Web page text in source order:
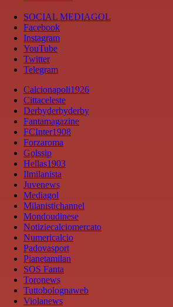
SOCIAL MEDIAGOL
Facebook
Instagram
YouTube
Twitter
Telegram
Calcionapoli1926
Cittaceleste
Derbyderbyderby
Fantamagazine
FCInter1908
Forzaroma
Golssip
Hellas1903
Ilmilanista
Juvenews
Mediagol
Milanistichannel
Mondoudinese
Notiziecalciomercato
Numericalcio
Padovasport
Pianetamilan
SOS Fanta
Toronews
Tuttobolognaweb
Violanews